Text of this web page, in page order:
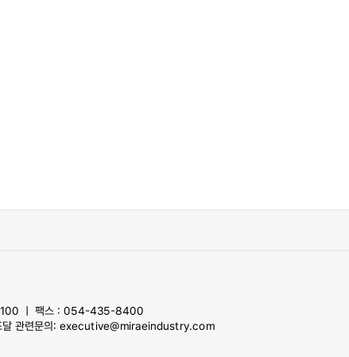
0100 ㅣ 팩스 : 054-435-8400
관련문의: executive@miraeindustry.com